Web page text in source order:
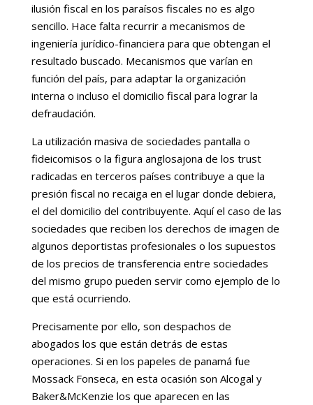
ilusión fiscal en los paraísos fiscales no es algo
sencillo. Hace falta recurrir a mecanismos de
ingeniería jurídico-financiera para que obtengan el
resultado buscado. Mecanismos que varían en
función del país, para adaptar la organización
interna o incluso el domicilio fiscal para lograr la
defraudación.
La utilización masiva de sociedades pantalla o
fideicomisos o la figura anglosajona de los trust
radicadas en terceros países contribuye a que la
presión fiscal no recaiga en el lugar donde debiera,
el del domicilio del contribuyente. Aquí el caso de las
sociedades que reciben los derechos de imagen de
algunos deportistas profesionales o los supuestos
de los precios de transferencia entre sociedades
del mismo grupo pueden servir como ejemplo de lo
que está ocurriendo.
Precisamente por ello, son despachos de
abogados los que están detrás de estas
operaciones. Si en los papeles de panamá fue
Mossack Fonseca, en esta ocasión son Alcogal y
Baker&McKenzie los que aparecen en las